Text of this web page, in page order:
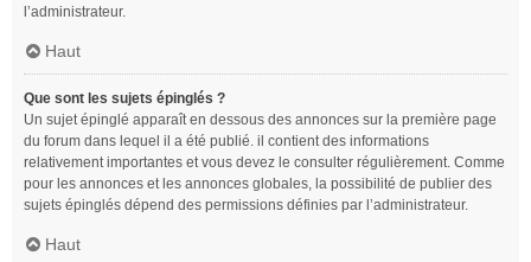
l’administrateur.
Haut
Que sont les sujets épinglés ?
Un sujet épinglé apparaît en dessous des annonces sur la première page
du forum dans lequel il a été publié. il contient des informations
relativement importantes et vous devez le consulter régulièrement. Comme
pour les annonces et les annonces globales, la possibilité de publier des
sujets épinglés dépend des permissions définies par l’administrateur.
Haut